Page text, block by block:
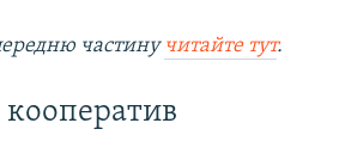
частину читайте тут.​